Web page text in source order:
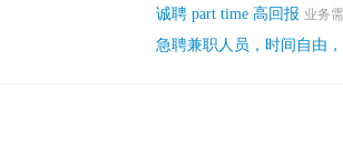
诚聘 part time 高回报 业务
急聘兼职人员，时间自由